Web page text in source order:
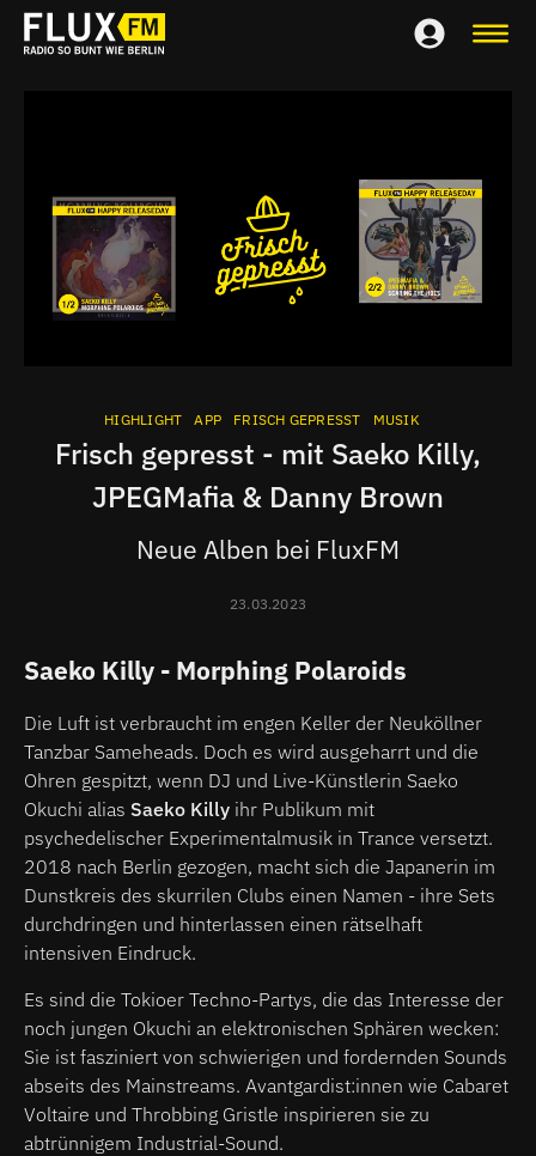
HIGHLIGHT APP FRISCH GEPRESST MUSIK
Frisch gepresst - mit Saeko Killy,
JPEGMafia & Danny Brown
Neue Alben bei FluxFM
23.03.2023
Saeko Killy - Morphing Polaroids
Die Luft ist verbraucht im engen Keller der Neuköllner
Tanzbar Sameheads. Doch es wird ausgeharrt und die
Ohren gespitzt, wenn DJ und Live-Künstlerin Saeko
Okuchi alias Saeko Killy ihr Publikum mit
psychedelischer Experimentalmusik in Trance versetzt.
2018 nach Berlin gezogen, macht sich die Japanerin im
Dunstkreis des skurrilen Clubs einen Namen - ihre Sets
durchdringen und hinterlassen einen rätselhaft
intensiven Eindruck.
Es sind die Tokioer Techno-Partys, die das Interesse der
noch jungen Okuchi an elektronischen Sphären wecken:
Sie ist fasziniert von schwierigen und fordernden Sounds
abseits des Mainstreams. Avantgardist:innen wie Cabaret
Voltaire und Throbbing Gristle inspirieren sie zu
abtrünnigem Industrial-Sound.